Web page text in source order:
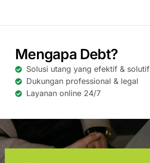
Mengapa Debt?
Solusi utang yang efektif & solutif
Dukungan professional & legal
Layanan online 24/7